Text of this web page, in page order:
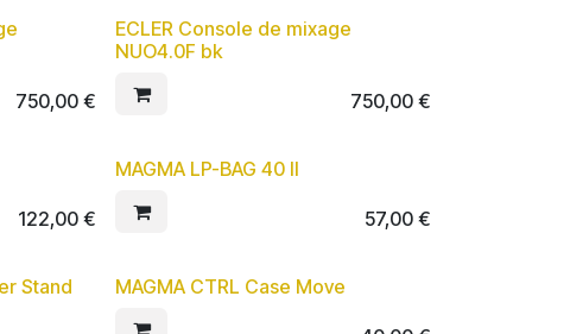
750,00 €
ECLER Console de mixage
NUO4.0F bk
750,00€
122,00 €
MAGMA LP-BAG 40 II
57,00€
Stand
MAGMA CTRL Case Move